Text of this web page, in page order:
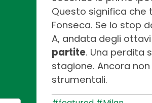
Questo significa
Fonseca. Se lo stop
A, andata degli
partite. Una perdita
stagione. Ancora
strumentali.